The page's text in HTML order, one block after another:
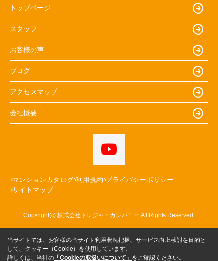
トップページ
スタッフ
お客様の声
ブログ
アクセスマップ
会社概要
マンションカタログ 利用規約 プライバシーポリシー
サイトマップ
Copyright(c) 株式会社トレジャーカンパニー All Rights Reserved.
当サイトでは、お客様の当サイト利用状況把握、サービス向上検討を目的と
して、クッキー（Cookie）を使用しています。
詳しくは、当社の 「Cookieの取扱いについて」 をご確認ください。